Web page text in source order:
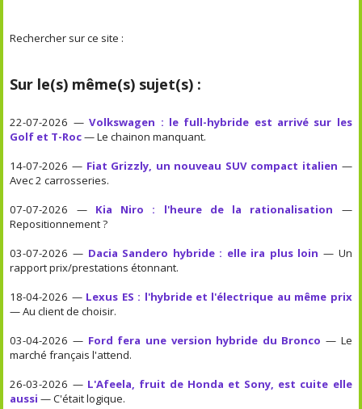
Rechercher sur ce site :
Sur le(s) même(s) sujet(s) :
22-07-2026 —Volkswagen : le full-hybride est arrivé sur les
Golf et T-Roc— Le chainon manquant.
14-07-2026 — Fiat Grizzly, un nouveau SUV compact italien —
Avec 2 carrosseries.
07-07-2026 — Kia Niro : l'heure de la rationalisation —
Repositionnement ?
03-07-2026 — Dacia Sandero hybride : elle ira plus loin — Un
rapport prix/prestations étonnant.
18-04-2026 — Lexus ES : l'hybride et l'électrique au même prix
— Au client de choisir.
03-04-2026 — Ford fera une version hybride du Bronco — Le
marché français l'attend.
26-03-2026 — L'Afeela, fruit de Honda et Sony, est cuite elle
aussi — C'était logique.